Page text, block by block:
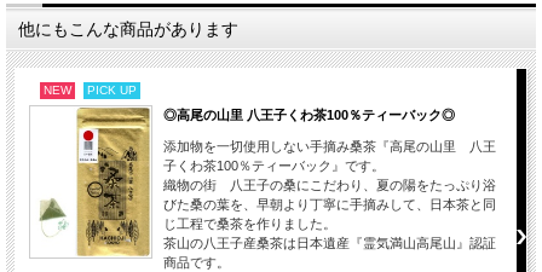
他にもこんな商品があります
NEW PICK UP
◎高尾の山里 八王子くわ茶100％ティーバック◎
添加物を一切使用しない手摘み桑茶『高尾の山里 八王
子くわ茶100％ティーバック』です。
織物の街 八王子の桑にこだわり、夏の陽をたっぷり浴
びた桑の葉を、早朝より丁寧に手摘みして、日本茶と同
じ工程で桑茶を作りました。
茶山の八王子産桑茶は日本遺産『霊気満山高尾山』認証
商品です。